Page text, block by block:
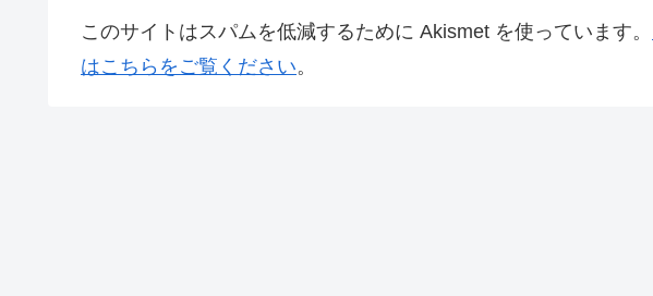
このサイトはスパムを低減するために Akismet を使っています。
はこちらをご覧ください。